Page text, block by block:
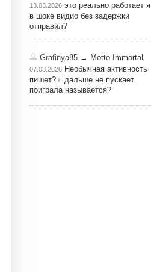
13.03.2026 это реально работает я
в шоке видио без задержки
отправил?
Grafinya85 → Motto Immortal
07.03.2026 Необычная активность
пишет?‍♀️ дальше не пускает.
поиграла называется?